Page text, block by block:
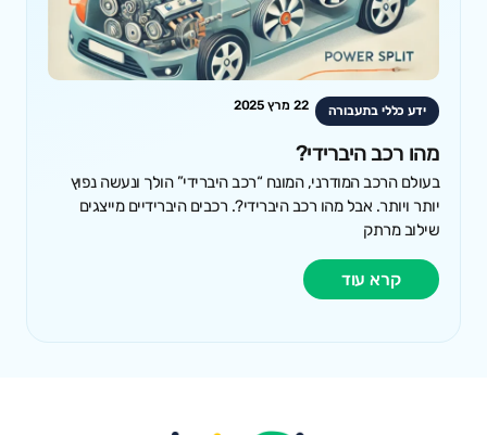
ידע כללי בתעבורה 22 מרץ 2025
מהו רכב היברידי?
בעולם הרכב המודרני, המונח “רכב היברידי” הולך ונעשה נפוץ
יותר ויותר. אבל מהו רכב היברידי?. רכבים היברידיים מייצגים
שילוב מרתק
קרא עוד